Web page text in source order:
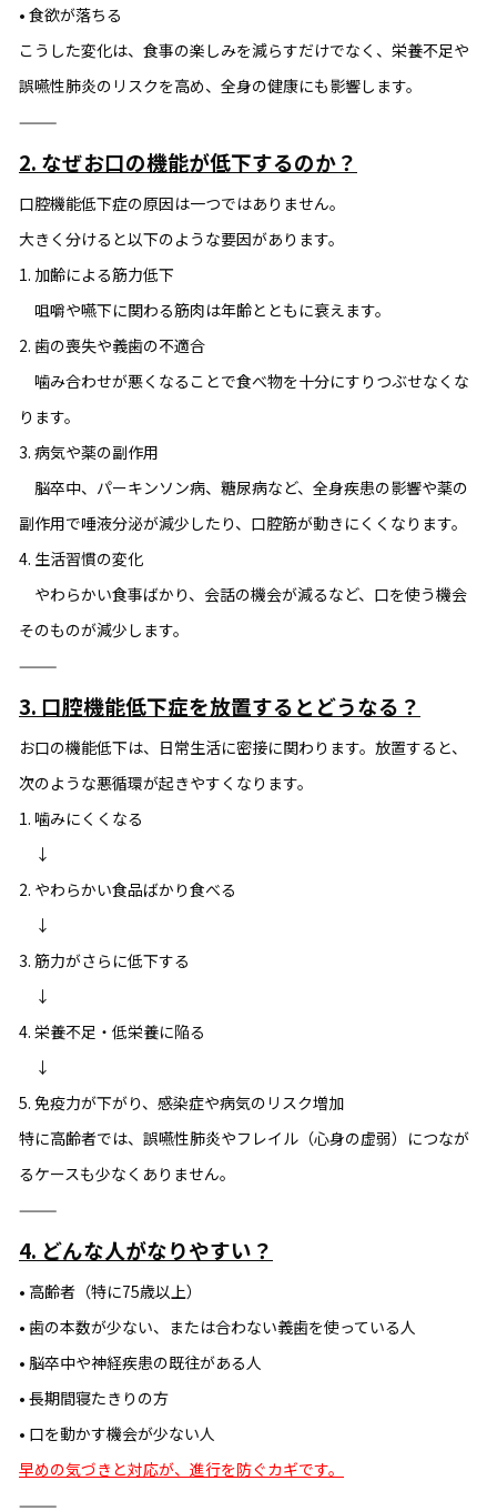
• 食欲が落ちる
こうした変化は、食事の楽しみを減らすだけでなく、栄養不足や
誤嚥性肺炎のリスクを高め、全身の健康にも影響します。
⸻
2. なぜお口の機能が低下するのか？
口腔機能低下症の原因は一つではありません。
大きく分けると以下のような要因があります。
1. 加齢による筋力低下
咀嚼や嚥下に関わる筋肉は年齢とともに衰えます。
2. 歯の喪失や義歯の不適合
噛み合わせが悪くなることで食べ物を十分にすりつぶせなくな
ります。
3. 病気や薬の副作用
脳卒中、パーキンソン病、糖尿病など、全身疾患の影響や薬の
副作用で唾液分泌が減少したり、口腔筋が動きにくくなります。
4. 生活習慣の変化
やわらかい食事ばかり、会話の機会が減るなど、口を使う機会
そのものが減少します。
⸻
3. 口腔機能低下症を放置するとどうなる？
お口の機能低下は、日常生活に密接に関わります。放置すると、
次のような悪循環が起きやすくなります。
1. 噛みにくくなる
↓
2. やわらかい食品ばかり食べる
↓
3. 筋力がさらに低下する
↓
4. 栄養不足・低栄養に陥る
↓
5. 免疫力が下がり、感染症や病気のリスク増加
特に高齢者では、誤嚥性肺炎やフレイル（心身の虚弱）につなが
るケースも少なくありません。
⸻
4. どんな人がなりやすい？
• 高齢者（特に75歳以上）
• 歯の本数が少ない、または合わない義歯を使っている人
• 脳卒中や神経疾患の既往がある人
• 長期間寝たきりの方
• 口を動かす機会が少ない人
早めの気づきと対応が、進行を防ぐカギです。
⸻